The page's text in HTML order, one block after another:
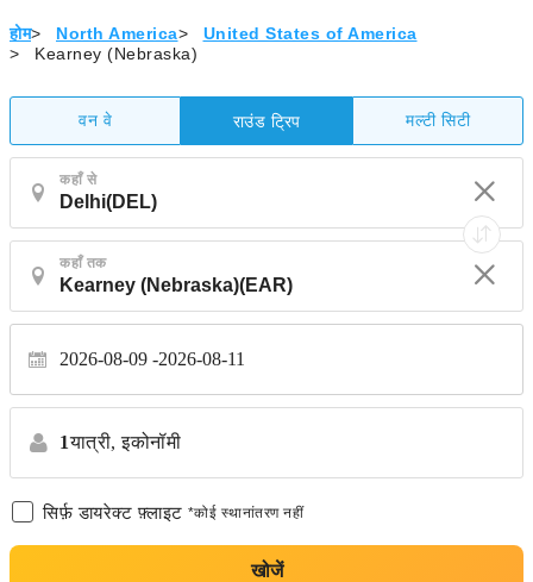
होम> North America>
United States of America
>
Kearney (Nebraska)
वन वे राउंड ट्रिप मल्टी सिटी
कहाँ से
कहाँ तक
2026-08-09 2026-08-11
1यात्री, इकोनॉमी
सिर्फ़ डायरेक्ट फ़्लाइट *कोई स्थानांतरण नहीं
खोजें